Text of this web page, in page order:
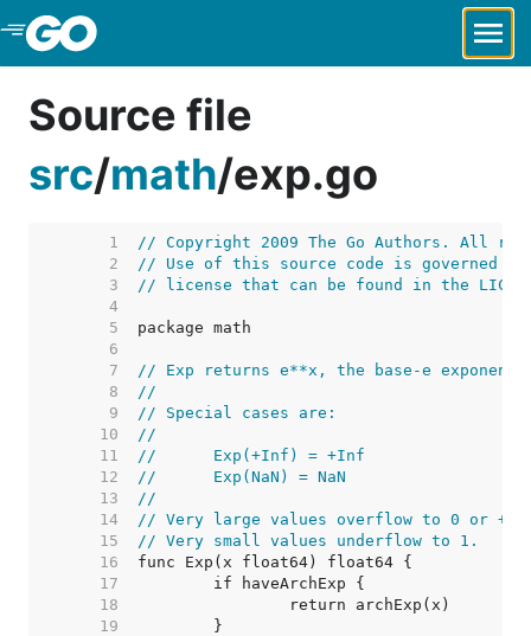
Skip to Main Content
Source file
src/math/exp.go
     1
// Copyright 2009 The Go Authors. All
     2
// Use of this source code is governed by
     3
// license that can be found in the
     4
     5
     6
     7
// Exp returns e**x, the base-e
     8
//
     9
// Special cases are:
    10
//
    11
//	Exp(+Inf) = +Inf
    12
//	Exp(NaN) = NaN
    13
//
    14
// Very large values overflow to 0 or
    15
// Very small values underflow to 1.
    16
    17
    18
    19